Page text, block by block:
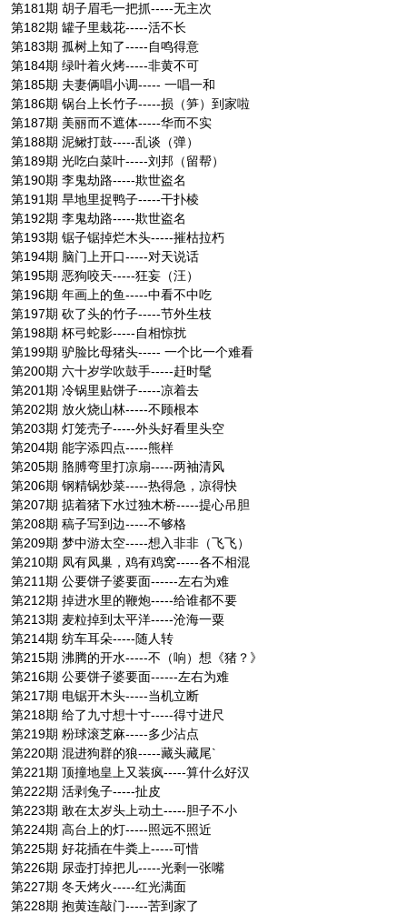
第181期 胡子眉毛一把抓-----无主次
第182期 罐子里栽花-----活不长
第183期 孤树上知了-----自鸣得意
第184期 绿叶着火烤-----非黄不可
第185期 夫妻俩唱小调----- 一唱一和
第186期 锅台上长竹子-----损（笋）到家啦
第187期 美丽而不遮体-----华而不实
第188期 泥鳅打鼓-----乱谈（弹）
第189期 光吃白菜叶-----刘邦（留帮）
第190期 李鬼劫路-----欺世盗名
第191期 旱地里捉鸭子-----干扑棱
第192期 李鬼劫路-----欺世盗名
第193期 锯子锯掉烂木头-----摧枯拉朽
第194期 脑门上开口-----对天说话
第195期 恶狗咬天-----狂妄（汪）
第196期 年画上的鱼-----中看不中吃
第197期 砍了头的竹子-----节外生枝
第198期 杯弓蛇影-----自相惊扰
第199期 驴脸比母猪头----- 一个比一个难看
第200期 六十岁学吹鼓手-----赶时髦
第201期 冷锅里贴饼子-----凉着去
第202期 放火烧山林-----不顾根本
第203期 灯笼壳子-----外头好看里头空
第204期 能字添四点-----熊样
第205期 胳膊弯里打凉扇-----两袖清风
第206期 钢精锅炒菜-----热得急，凉得快
第207期 掂着猪下水过独木桥-----提心吊胆
第208期 稿子写到边-----不够格
第209期 梦中游太空-----想入非非（飞飞）
第210期 凤有凤巢，鸡有鸡窝-----各不相混
第211期 公要饼子婆要面------左右为难
第212期 掉进水里的鞭炮-----给谁都不要
第213期 麦粒掉到太平洋-----沧海一粟
第214期 纺车耳朵-----随人转
第215期 沸腾的开水-----不（响）想《猪？》
第216期 公要饼子婆要面------左右为难
第217期 电锯开木头-----当机立断
第218期 给了九寸想十寸-----得寸进尺
第219期 粉球滚芝麻-----多少沾点
第220期 混进狗群的狼-----藏头藏尾`
第221期 顶撞地皇上又装疯-----算什么好汉
第222期 活剥兔子-----扯皮
第223期 敢在太岁头上动土-----胆子不小
第224期 高台上的灯-----照远不照近
第225期 好花插在牛粪上-----可惜
第226期 尿壶打掉把儿-----光剩一张嘴
第227期 冬天烤火-----红光满面
第228期 抱黄连敲门-----苦到家了